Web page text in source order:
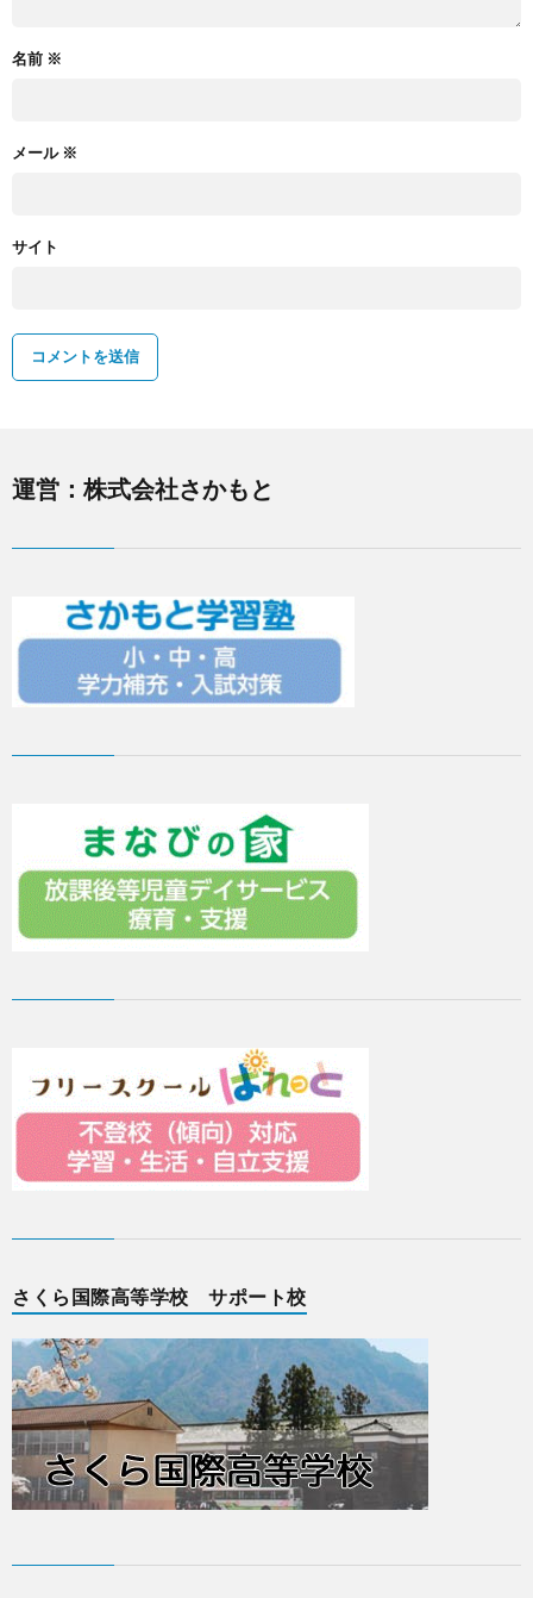
名前 ※
メール ※
サイト
運営：株式会社さかもと
さくら国際高等学校 サポート校